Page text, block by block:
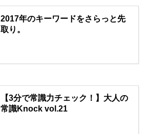
2017年のキーワードをさらっと先
取り。
【3分で常識力チェック！】大人の
常識Knock vol.21